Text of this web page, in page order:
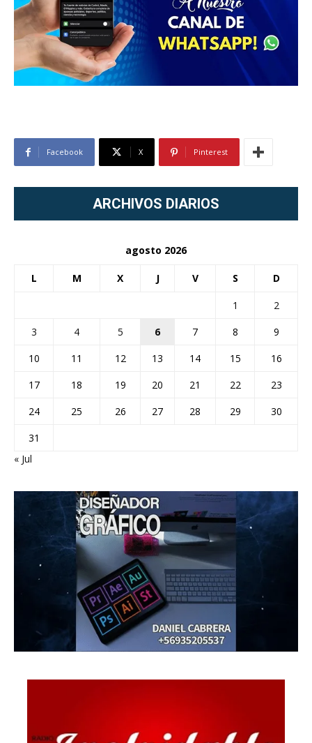
Facebook X Pinterest
ARCHIVOS DIARIOS
agosto 2026
L M X J V S D
1
2
3
4 5 6 7 8
9
10
11 12 13 14 15
16
17
18 19 20 21 22
23
24
25 26 27 28 29
30
31
« Jul